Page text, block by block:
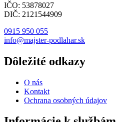
IČO: 53878027
DIČ: 2121544909
0915 950 055
info@majster-podlahar.sk
Dôležité odkazy
O nás
Kontakt
Ochrana osobných údajov